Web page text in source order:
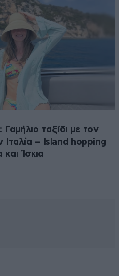
ταξίδι με τον
Ιταλία – Island hopping
Ίσκια